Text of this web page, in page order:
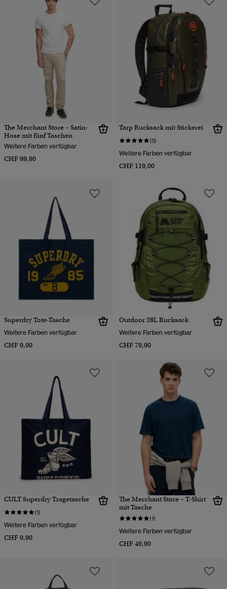
The Merchant Store – Satin-
Hose mit fünf Taschen
Weitere Farben verfügbar
CHF 99,90
Tarp Rucksack mit Stickerei
(5)
Weitere Farben verfügbar
CHF 119,00
Superdry Tote-Tasche
Weitere Farben verfügbar
CHF 9,90
Outdoor 28L Rucksack
Weitere Farben verfügbar
CHF 79,90
CULT Superdry Tragetasche
(1)
Weitere Farben verfügbar
CHF 9,90
The Merchant Store – T-Shirt
mit Tasche
(1)
Weitere Farben verfügbar
CHF 49,90